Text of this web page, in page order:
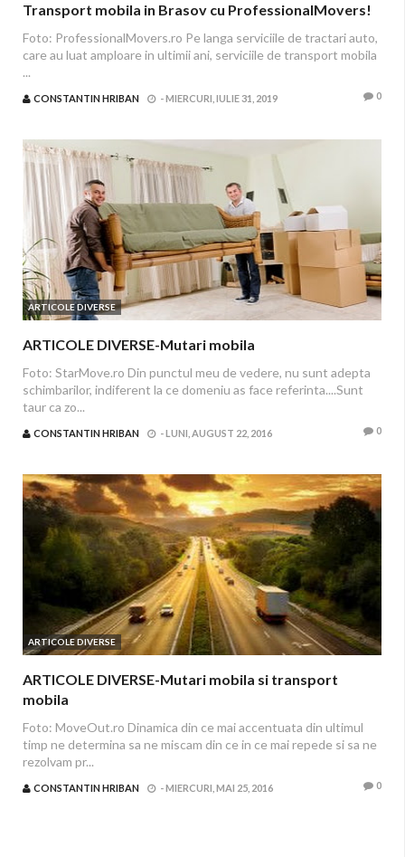
Transport mobila in Brasov cu ProfessionalMovers!
Foto: ProfessionalMovers.ro Pe langa serviciile de tractari auto,
care au luat amploare in ultimii ani, serviciile de transport mobila
...
CONSTANTIN HRIBAN -MIERCURI, IULIE 31, 2019 0
ARTICOLE DIVERSE
ARTICOLE DIVERSE-Mutari mobila
Foto: StarMove.ro Din punctul meu de vedere, nu sunt adepta
schimbarilor, indiferent la ce domeniu as face referinta....Sunt
taur ca zo...
CONSTANTIN HRIBAN -LUNI, AUGUST 22, 2016 0
ARTICOLE DIVERSE
ARTICOLE DIVERSE-Mutari mobila si transport
mobila
Foto: MoveOut.ro Dinamica din ce mai accentuata din ultimul
timp ne determina sa ne miscam din ce in ce mai repede si sa ne
rezolvam pr...
CONSTANTIN HRIBAN -MIERCURI, MAI 25, 2016 0